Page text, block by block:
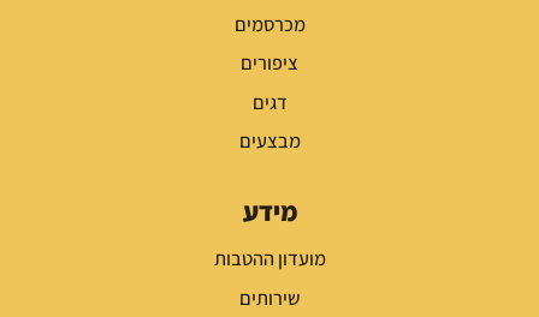
מכרסמים
ציפורים
דגים
מבצעים
מידע
מועדון ההטבות
שירותים